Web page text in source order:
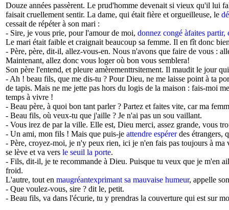
Douze années passèrent. Le prud'homme devenait si vieux qu'il lui
faisait cruellement sentir. La dame, qui était fière et orgueilleuse, le
cessait de répéter à son mari :
- Sire, je vous prie, pour l'amour de moi, donnez congé àfaites partir,
Le mari était faible et craignait beaucoup sa femme. Il en fît donc
- Père, père, dit-il, allez-vous-en. Nous n'avons que faire de vous :
Maintenant, allez donc vous loger où bon vous semblera!
Son père l'entend, et pleure amèrementtrsitement. Il maudit le jour
- Ah ! beau fils, que me dis-tu ? Pour Dieu, ne me laisse point à ta
de tapis. Mais ne me jette pas hors du logis de la maison : fais-moi
temps à vivre !
- Beau père, à quoi bon tant parler ? Partez et faites vite, car ma
- Beau fils, où veux-tu que j'aille ? Je n'ai pas un sou vaillant.
- Vous irez de par la ville. Elle est, Dieu merci, assez grande, vous
- Un ami, mon fils ! Mais que puis-je attendre espérerdes étrangers,
- Père, croyez-moi, je n'y peux rien, ici je n'en fais pas toujours à
se lève et va vers le seuil la porte.
- Fils, dit-il, je te recommande à Dieu. Puisque tu veux que je m'en
froid.
L'autre, tout en maugréantexprimant sa mauvaise humeur, appelle
- Que voulez-vous, sire ? dit le, petit.
- Beau fils, va dans l'écurie, tu y prendras la couverture qui est sur